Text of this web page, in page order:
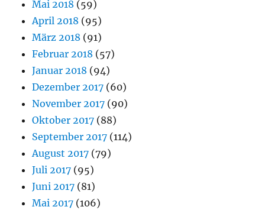
Mai 2018 (59)
April 2018 (95)
März 2018 (91)
Februar 2018 (57)
Januar 2018 (94)
Dezember 2017 (60)
November 2017 (90)
Oktober 2017 (88)
September 2017 (114)
August 2017 (79)
Juli 2017 (95)
Juni 2017 (81)
Mai 2017 (106)